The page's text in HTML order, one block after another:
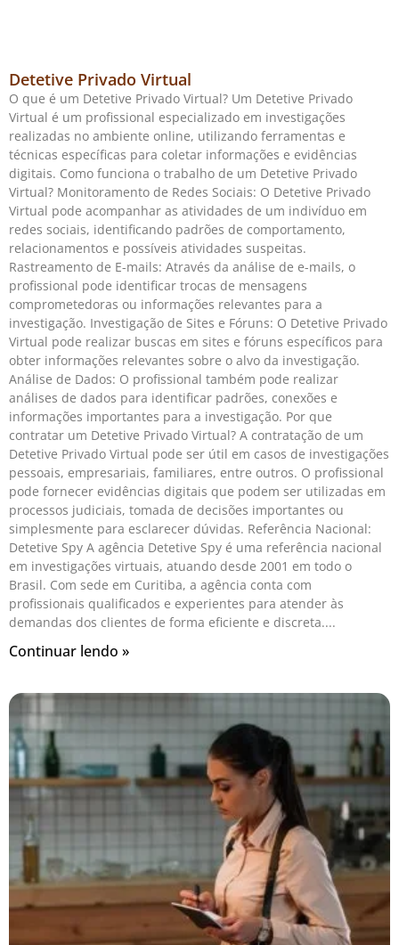
Detetive Privado Virtual
O que é um Detetive Privado Virtual? Um Detetive Privado
Virtual é um profissional especializado em investigações
realizadas no ambiente online, utilizando ferramentas e
técnicas específicas para coletar informações e evidências
digitais. Como funciona o trabalho de um Detetive Privado
Virtual? Monitoramento de Redes Sociais: O Detetive Privado
Virtual pode acompanhar as atividades de um indivíduo em
redes sociais, identificando padrões de comportamento,
relacionamentos e possíveis atividades suspeitas.
Rastreamento de E-mails: Através da análise de e-mails, o
profissional pode identificar trocas de mensagens
comprometedoras ou informações relevantes para a
investigação. Investigação de Sites e Fóruns: O Detetive Privado
Virtual pode realizar buscas em sites e fóruns específicos para
obter informações relevantes sobre o alvo da investigação.
Análise de Dados: O profissional também pode realizar
análises de dados para identificar padrões, conexões e
informações importantes para a investigação. Por que
contratar um Detetive Privado Virtual? A contratação de um
Detetive Privado Virtual pode ser útil em casos de investigações
pessoais, empresariais, familiares, entre outros. O profissional
pode fornecer evidências digitais que podem ser utilizadas em
processos judiciais, tomada de decisões importantes ou
simplesmente para esclarecer dúvidas. Referência Nacional:
Detetive Spy A agência Detetive Spy é uma referência nacional
em investigações virtuais, atuando desde 2001 em todo o
Brasil. Com sede em Curitiba, a agência conta com
profissionais qualificados e experientes para atender às
demandas dos clientes de forma eficiente e discreta.
Continuar lendo »